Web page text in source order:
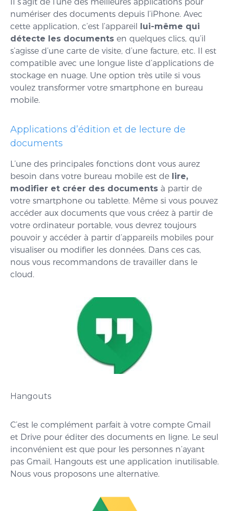
numériser des documents depuis l’iPhone. Avec
cette application, c’est l’appareil lui-même qui
détecte les documents en quelques clics, qu’il
s’agisse d’une carte de visite, d’une facture, etc. Il est
compatible avec une longue liste d’applications de
stockage en nuage. Une option très utile si vous
voulez transformer votre smartphone en bureau
mobile.
Applications d’édition et de lecture de
documents
L’une des principales fonctions dont vous aurez
besoin dans votre bureau mobile est de lire,
modifier et créer des documents à partir de
votre smartphone ou tablette. Même si vous pouvez
accéder aux documents que vous créez à partir de
votre ordinateur portable, vous devrez toujours
pouvoir y accéder à partir d’appareils mobiles pour
visualiser ou modifier les données. Dans ces cas,
nous vous recommandons de travailler dans le
cloud.
Hangouts
C’est le complément parfait à votre compte Gmail
et Drive pour éditer des documents en ligne. Le seul
inconvénient est que pour les personnes n’ayant
pas Gmail, Hangouts est une application inutilisable.
Nous vous proposons une alternative.